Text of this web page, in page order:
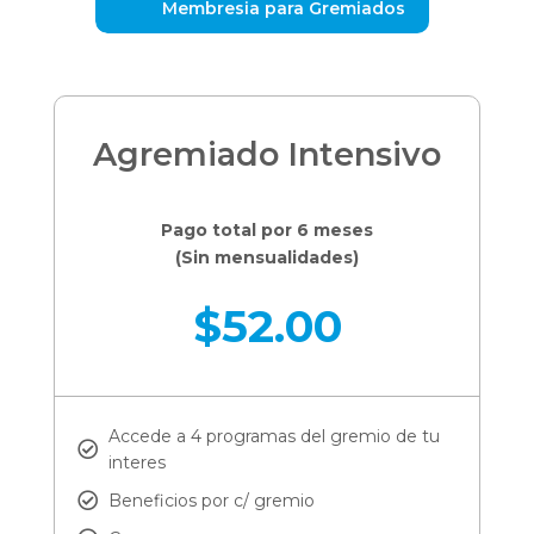
Membresia para Gremiados
Agremiado Intensivo
Pago total por 6 meses
(Sin mensualidades)
$52.00
Accede a 4 programas del gremio de tu
interes
Beneficios por c/ gremio